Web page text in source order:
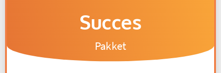
Succes
Pakket